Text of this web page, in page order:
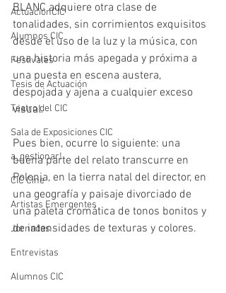
ActuaciónCIC
Alumnos CIC
Festivales
Tesis de Actuación
Teatro del CIC
Sala de Exposiciones CIC
a_gestionar!
CIC Cine
Artistas Emergentes
Jornadas
Entrevistas
Alumnos CIC
BLANC adquiere otra clase de
tonalidades, sin corrimientos exquisitos
desde el uso de la luz y la música, con
una historia más apegada y próxima a
una puesta en escena austera,
despojada y ajena a cualquier exceso
visual.
Pues bien, ocurre lo siguiente: una
buena parte del relato transcurre en
Polonia, en la tierra natal del director, en
una geografía y paisaje divorciado de
una paleta cromática de tonos bonitos y
de intensidades de texturas y colores.